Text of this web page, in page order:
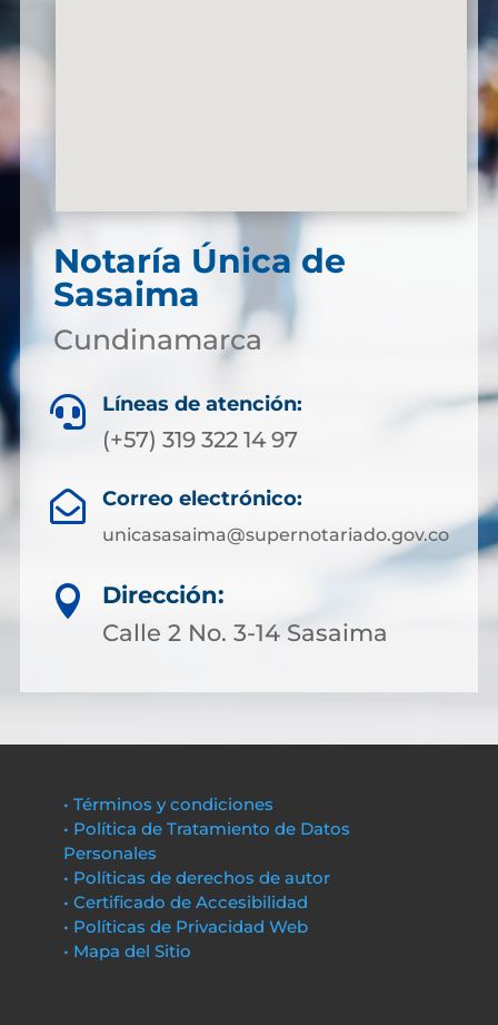
Notaría Única de
Sasaima
Cundinamarca
 Líneas de atención:
(+57) 319 322 14 97
 Correo electrónico:
unicasasaima@supernotariado.gov.co

Dirección:
Calle 2 No. 3-14 Sasaima
• Términos y condiciones
• Política de Tratamiento de Datos
Personales
• Políticas de derechos de autor
• Certificado de Accesibilidad
• Políticas de Privacidad Web
• Mapa del Sitio